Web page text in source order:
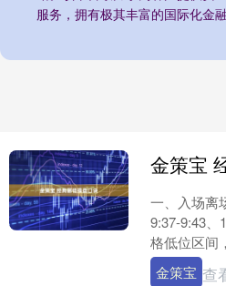
服务，拥有极其丰富的国际化金
一、入场离
9:37-9:43、
格低位区间
口：9:30-
金策宝 查